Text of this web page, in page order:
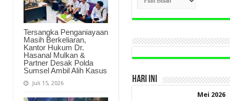
Tersangka Penganiayaan
Masih Berkeliaran,
Kantor Hukum Dr.
Hasanal Mulkan &
Partner Desak Polda
Sumsel Ambil Alih Kasus
Juli 15, 2026
BERITA
LAMA
DI
HARI INI
Mei 2026